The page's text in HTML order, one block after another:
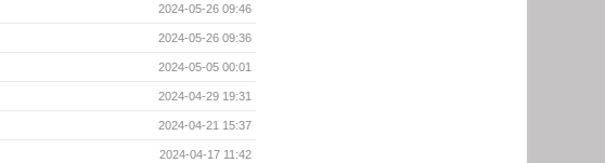
2024-05-26 09:46
2024-05-26 09:36
2024-05-05 00:01
2024-04-29 19:31
2024-04-21 15:37
2024-04-17 11:42